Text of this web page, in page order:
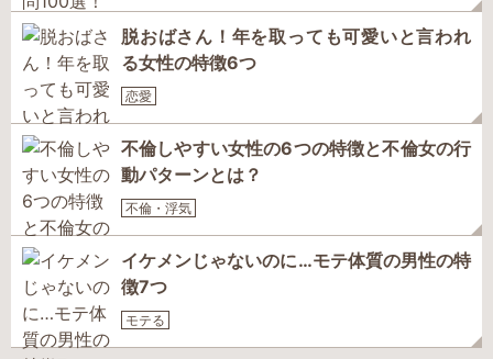
脱おばさん！年を取っても可愛いと言われ
る女性の特徴6つ
恋愛
不倫しやすい女性の6つの特徴と不倫女の行
動パターンとは？
不倫・浮気
イケメンじゃないのに…モテ体質の男性の特
徴7つ
モテる